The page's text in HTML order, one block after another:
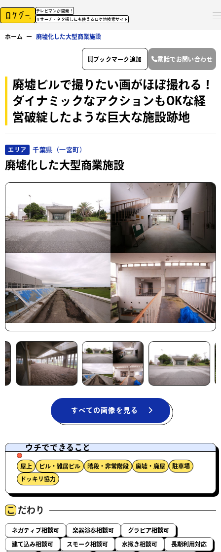
テレビマンが開発！
リサーチ・ネタ探しにも使えるロケ地検索サイト
ホーム ー 廃墟化した大型商業施設
廃墟ビルで撮りたい画がほぼ撮れる！
ダイナミックなアクションもOKな経
営破綻したような巨大な施設跡地
エリア 千葉県（一宮町）
廃墟化した大型商業施設
すべての画像を見る
ウチでできること
屋上 ビル・雑居ビル 階段・非常階段 廃墟・廃屋 駐車場
ドッキリ協力
こ だわり
ネガティブ相談可 楽器演奏相談可 グラビア相談可
建て込み相談可 スモーク相談可 水撒き相談可 長期利用対応
ブックマーク追加 電話でお問い合わせ